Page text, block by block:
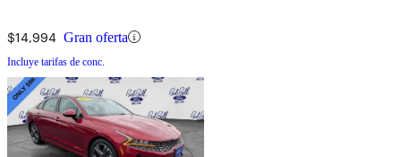
$14,994 Gran oferta
Incluye tarifas de conc.